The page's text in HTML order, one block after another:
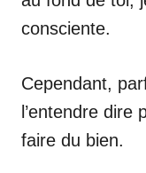
consciente.
Cependant,
l’entendre
faire du bien.